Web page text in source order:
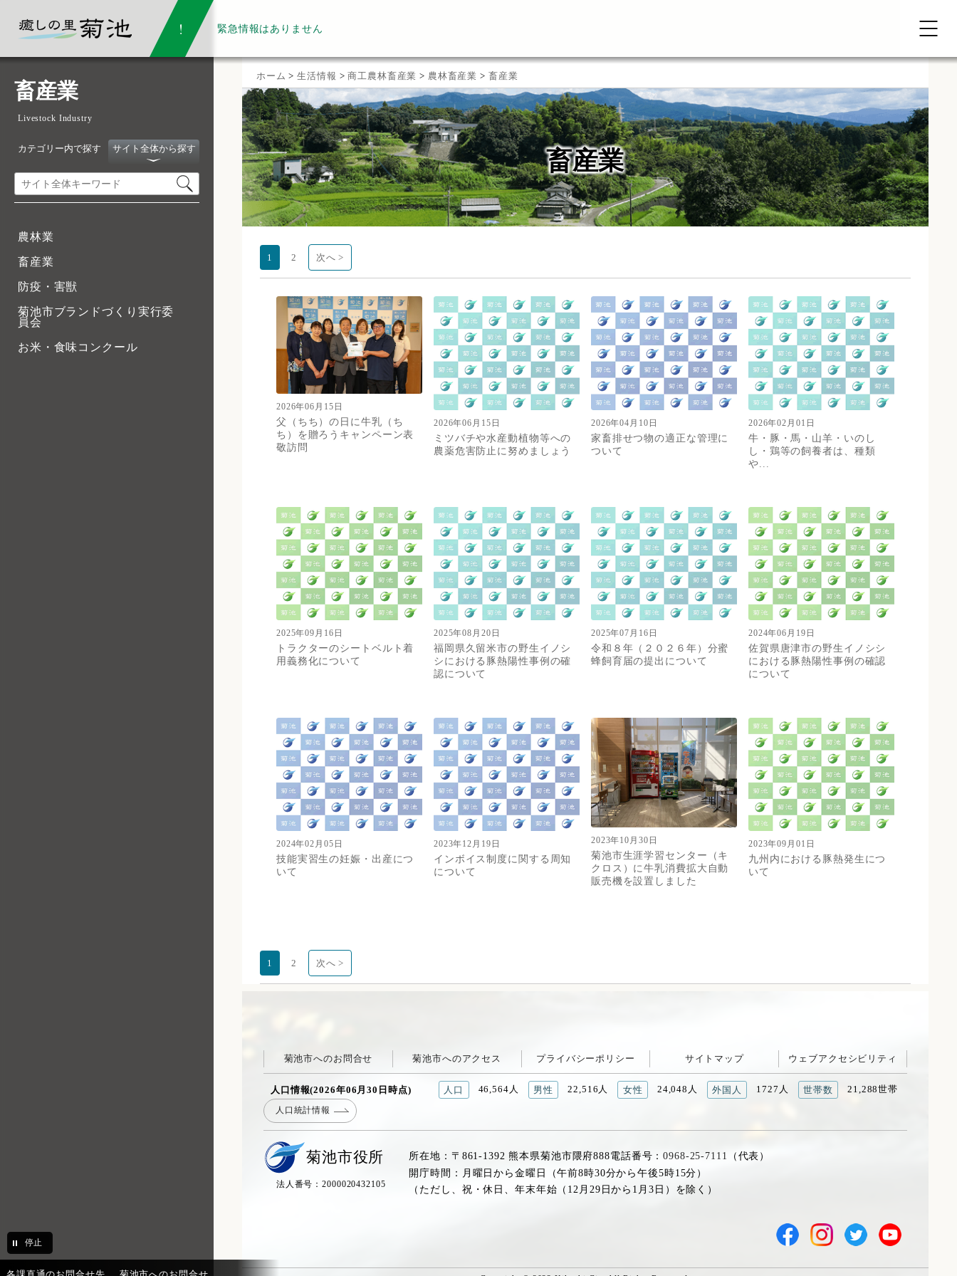
緊急情報はありません
畜産業
Livestock Industry
カテゴリー内で探す サイト全体から探す
農林業
畜産業
防疫・害獣
菊池市ブランドづくり実行委
員会
お米・食味コンクール
停止
ホーム >生活情報 >商工農林畜産業 > 農林畜産業 > 畜産業
畜産業
1 2 次へ >
2026年06月15日
父（ちち）の日に牛乳（ち
ち）を贈ろうキャンペーン表
敬訪問
2026年06月15日
ミツバチや水産動植物等への
農薬危害防止に努めましょう
2026年04月10日
家畜排せつ物の適正な管理に
ついて
2026年02月01日
牛・豚・馬・山羊・いのし
し・鶏等の飼養者は、種類
や...
2025年09月16日
トラクターのシートベルト着
用義務化について
2025年08月20日
福岡県久留米市の野生イノシ
シにおける豚熱陽性事例の確
認について
2025年07月16日
令和８年（２０２６年）分蜜
蜂飼育届の提出について
2024年06月19日
佐賀県唐津市の野生イノシシ
における豚熱陽性事例の確認
について
2024年02月05日
技能実習生の妊娠・出産につ
いて
2023年12月19日
インボイス制度に関する周知
について
2023年10月30日
菊池市生涯学習センター（キ
クロス）に牛乳消費拡大自動
販売機を設置しました
2023年09月01日
九州内における豚熱発生につ
いて
1 2 次へ >
菊池市へのお問合せ 菊池市へのアクセス プライバシーポリシー サイトマップ ウェブアクセシビリティ
人口情報(2026年06月30日時点) 人口 46,564人 男性 22,516人 女性 24,048人 外国人 1727人 世帯数 21,288世帯
人口統計情報
菊池市役所
法人番号：2000020432105
所在地：〒861-1392 熊本県菊池市隈府888電話番号：0968-25-7111
（代表）
開庁時間：月曜日から金曜日（午前8時30分から午後5時15分）
（ただし、祝・休日、年末年始（12月29日から1月3日）を除く）